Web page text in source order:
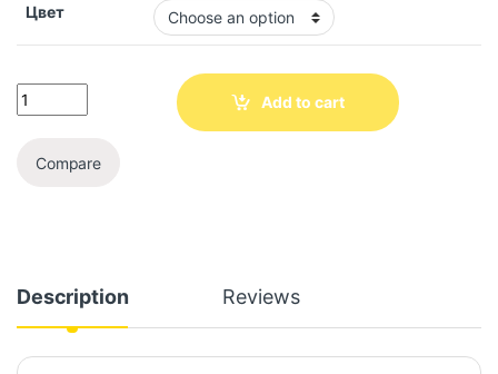
Цвет
Add to cart
Compare
Description Reviews